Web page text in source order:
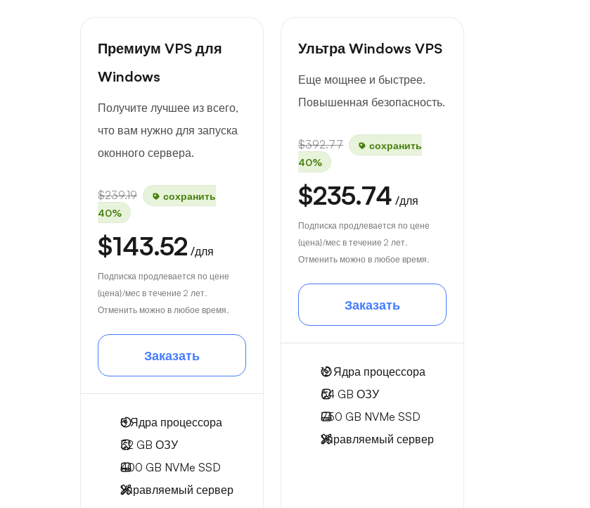
Премиум VPS для
Windows
Получите лучшее из всего,
что вам нужно для запуска
оконного сервера.
$239.19
сохранить
40%
$143.52 /для
Подписка продлевается по цене
{цена}/мес в течение 2 лет.
Отменить можно в любое время.
Заказать
8Ядра процессора
32 GB ОЗУ
400 GB NVMe SSD
Управляемый сервер
Ультра Windows VPS
Еще мощнее и быстрее.
Повышенная безопасность.
$392.77
сохранить
40%
$235.74 /для
Подписка продлевается по цене
{цена}/мес в течение 2 лет.
Отменить можно в любое время.
Заказать
12Ядра процессора
64 GB ОЗУ
750 GB NVMe SSD
Управляемый сервер